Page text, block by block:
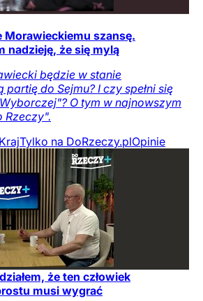
szansę.
nadzieję, że się mylą
będzie w stanie
do Sejmu? I czy spełni się
O tym w najnowszym
Rzeczy".
KrajTylko na DoRzeczy.plOpinie
że ten człowiek
musi wygrać